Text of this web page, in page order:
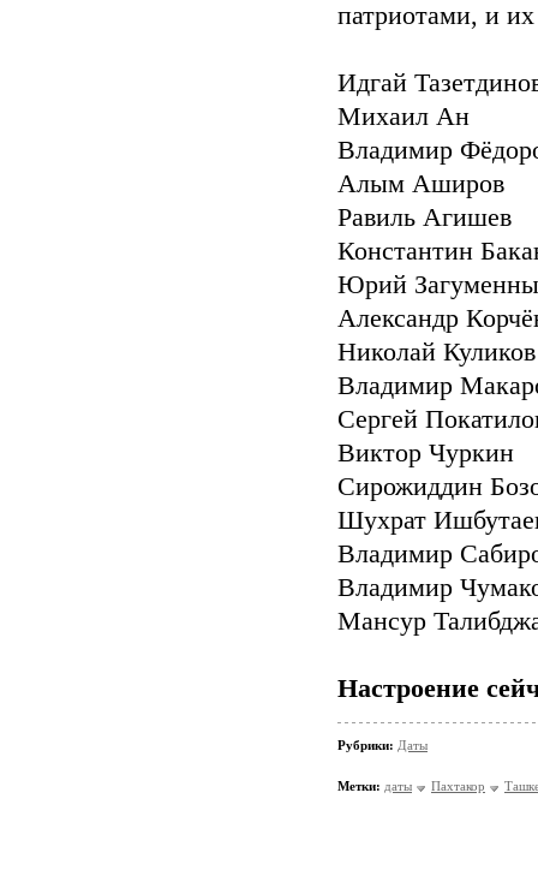
патриотами, и
Идгай
Михаил Ан
Владимир
Алым Аширов
Равиль Агишев
Константин
Юрий
Александр
Николай Куликов
Владимир
Сергей
Виктор Чуркин
Сирожиддин
Шухрат
Владимир
Владимир
Мансур
Настроение
Рубрики: Даты
Метки: даты Пахтакор